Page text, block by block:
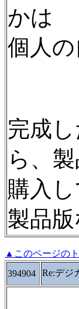
かは
個人の
完成
ら、
購入
製品
▲このページの
394904
Re:デジ